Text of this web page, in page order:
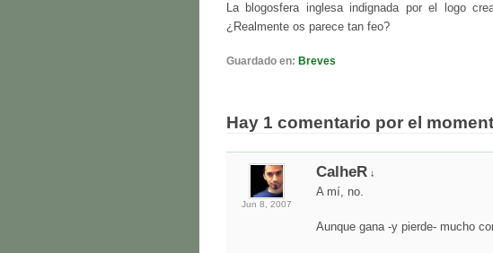
La blogosfera inglesa indignada por el logo
¿Realmente os parece tan feo?
Guardado en: Breves
Hay 1 comentario por el
Jun 8, 2007
CalheR ↓
A mí, no.
Aunque gana -y pierde- mucho